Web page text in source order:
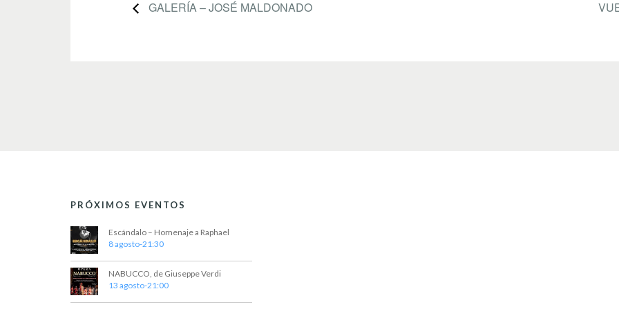
GALERÍA – JOSÉ MALDONADO
PRÓXIMOS EVENTOS
Escándalo – Homenaje a Raphael
8 agosto-21:30
NABUCCO, de Giuseppe Verdi
13 agosto-21:00